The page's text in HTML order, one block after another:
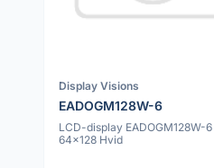
Display Visions
EADOGM128W-6
LCD-display EADOGM128W-6
64x128 Hvid